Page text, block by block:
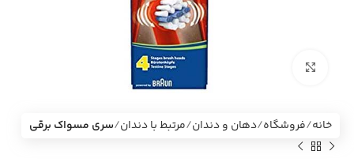
خانه فروشگاه دهان و دندان مرتبط با دندان سری مسواک برقی